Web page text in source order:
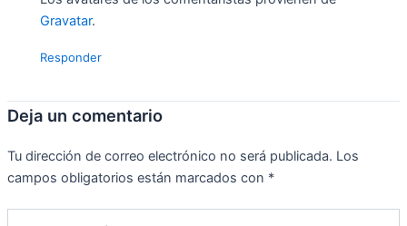
Gravatar.
Responder
Deja un comentario
Tu dirección de correo electrónico no será publicada. Los
campos obligatorios están marcados con *